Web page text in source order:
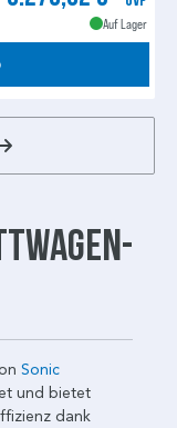
Auf Lager
Sonic
und bietet
dank